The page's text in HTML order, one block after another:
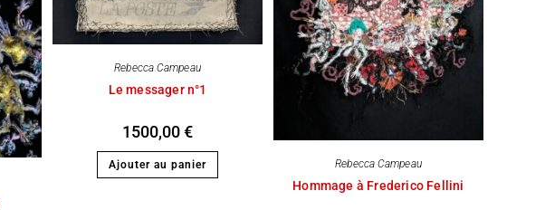
Rebecca Campeau
Le messager n°1
1500,00€
Ajouter au panier Rebecca Campeau
Hommage à Frederico Fellini